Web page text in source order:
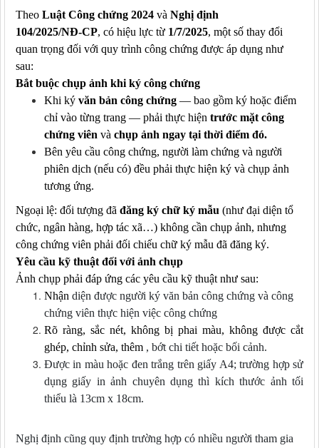
Theo Luật Công chứng 2024 và Nghị định
104/2025/NĐ‑CP, có hiệu lực từ 1/7/2025, một số thay đổi
quan trọng đối với quy trình công chứng được áp dụng như
sau:
Bắt buộc chụp ảnh khi ký công chứng
Khi ký văn bản công chứng — bao gồm ký hoặc điểm
chỉ vào từng trang — phải thực hiện trước mặt công
chứng viên và chụp ảnh ngay tại thời điểm đó.
Bên yêu cầu công chứng, người làm chứng và người
phiên dịch (nếu có) đều phải thực hiện ký và chụp ảnh
tương ứng.
Ngoại lệ: đối tượng đã đăng ký chữ ký mẫu (như đại diện tổ
chức, ngân hàng, hợp tác xã…) không cần chụp ảnh, nhưng
công chứng viên phải đối chiếu chữ ký mẫu đã đăng ký.
Yêu cầu kỹ thuật đối với ảnh chụp
Ảnh chụp phải đáp ứng các yêu cầu kỹ thuật như sau:
Nhận diện được người ký văn bản công chứng và công
chứng viên thực hiện việc công chứng
Rõ ràng, sắc nét, không bị phai màu, không được cắt
ghép, chỉnh sửa, thêm , bớt chi tiết hoặc bối cảnh.
Được in màu hoặc đen trắng trên giấy A4; trường hợp sử
dụng giấy in ảnh chuyên dụng thì kích thước ảnh tối
thiểu là 13cm x 18cm.
Nghị định cũng quy định trường hợp có nhiều người tham gia